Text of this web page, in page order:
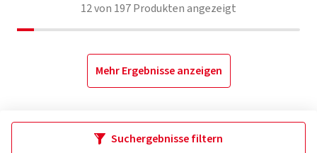
12von 197Produkten angezeigt
Mehr Ergebnisse anzeigen
Suchergebnisse filtern